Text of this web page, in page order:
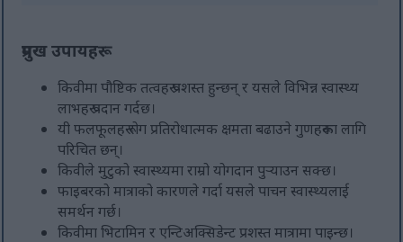
प्रमुख उपायहरू
किवीमा पौष्टिक तत्वहरू प्रशस्त हुन्छन् र यसले विभिन्न स्वास्थ्य
लाभहरू प्रदान गर्दछ।
यी फलफूलहरू रोग प्रतिरोधात्मक क्षमता बढाउने गुणहरूका लागि
परिचित छन्।
किवीले मुटुको स्वास्थ्यमा राम्रो योगदान पुर्‍याउन सक्छ।
फाइबरको मात्राको कारणले गर्दा यसले पाचन स्वास्थ्यलाई
समर्थन गर्छ।
किवीमा भिटामिन र एन्टिअक्सिडेन्ट प्रशस्त मात्रामा पाइन्छ।